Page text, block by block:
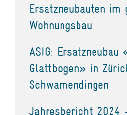
Ersatzneubauten im
Wohnungsbau
ASIG: Ersatzneubau
Glattbogen» in
Schwamendingen
Jahresbericht 2024